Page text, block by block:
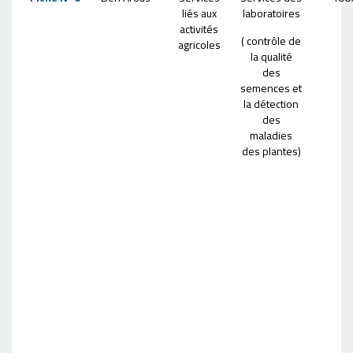
laboratoires
( contrôle de
la qualité
des
semences et
la détection
des
maladies
des plantes)
liés aux
activités
agricoles